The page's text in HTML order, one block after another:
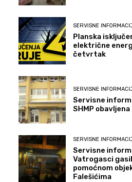
SERVISNE
Planska
električne
četvrtak
SERVISNE
Servisne
SHMP
SERVISNE
Servisne
Vatrogasci
pomoćnom
Falešićima